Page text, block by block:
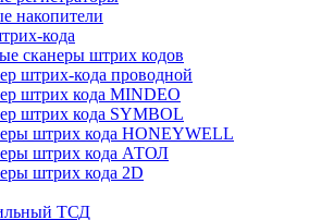
накопители
кода
сканеры штрих кодов
штрих-кода проводной
штрих кода MINDEO
штрих кода SYMBOL
штрих кода HONEYWELL
штрих кода АТОЛ
штрих кода 2D
ТСД